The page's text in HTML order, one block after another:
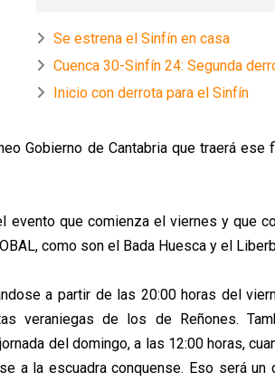
Se estrena el Sinfín en casa
Cuenca 30-Sinfín 24: Segunda
Inicio con derrota para el Sinfín
Gobierno de Cantabria que traerá ese
evento que comienza el viernes y que
como son el Bada Huesca y el
a partir de las 20:00 horas del
veraniegas de los de Reñones.
del domingo, a las 12:00 horas,
a la escuadra conquense. Eso será